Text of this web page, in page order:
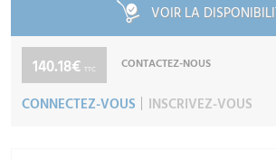
VOIR LA
140.18€ TTC CONTACTEZ-NOUS
CONNECTEZ-VOUS INSCRIVEZ-VOUS